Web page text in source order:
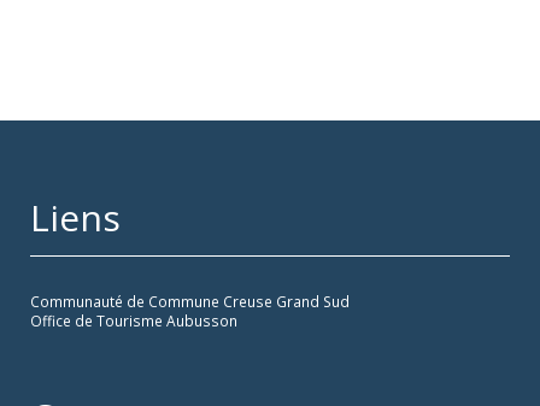
Liens
Communauté de Commune Creuse Grand Sud
Office de Tourisme Aubusson